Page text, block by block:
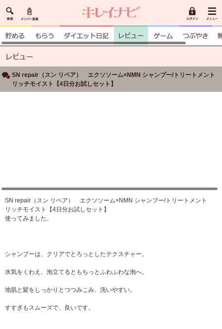
SN repair（スン リペア） エクソソーム×NMN シャンプー/トリートメント
リッチモイスト【4日分お試しセット】
SN repair（スン リペア） エクソソーム×NMN シャンプー/トリートメント
リッチモイスト【4日分お試しセット】
使ってみました。
シャンプーは、クリアでとろっとしたテクスチャー。
水気をくわえ、泡立てるともちっとふわふわな泡へ。
地肌と髪をしっかりとつつみこみ、洗いやすい。
すすぎもスムーズで、良いです。